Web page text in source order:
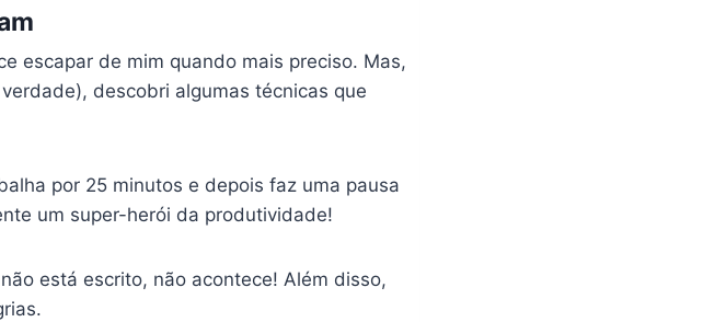
escapar de mim quando mais preciso. Mas,
descobri algumas técnicas que
por 25 minutos e depois faz uma pausa
um super-herói da produtividade!
está escrito, não acontece! Além disso,